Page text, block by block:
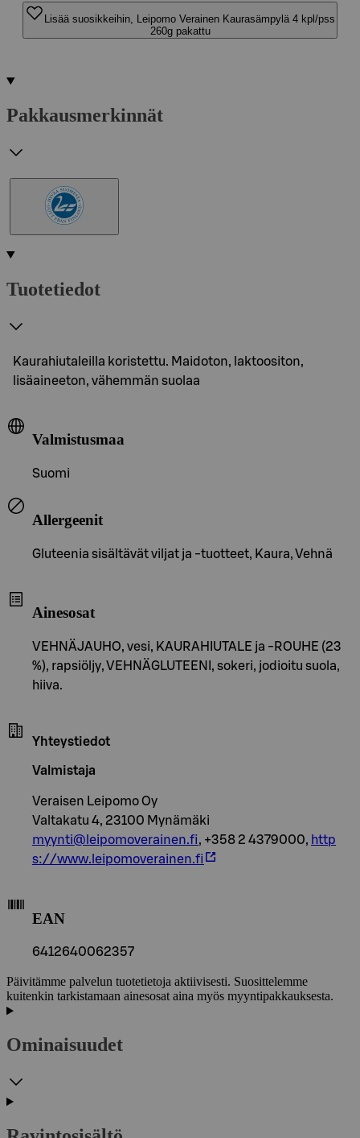
Lisää suosikkeihin, Leipomo Verainen Kaurasämpylä 4 kpl/pss
260g pakattu
Pakkausmerkinnät
Tuotetiedot
Kaurahiutaleilla koristettu. Maidoton, laktoositon,
lisäaineeton, vähemmän suolaa
Valmistusmaa
Suomi
Allergeenit
Gluteenia sisältävät viljat ja -tuotteet, Kaura, Vehnä
Ainesosat
VEHNÄJAUHO, vesi, KAURAHIUTALE ja -ROUHE (23
%), rapsiöljy, VEHNÄGLUTEENI, sokeri, jodioitu suola,
hiiva.
Yhteystiedot
Valmistaja
Veraisen Leipomo Oy
Valtakatu 4, 23100 Mynämäki
myynti@leipomoverainen.fi, +358 2 4379000, http
s://www.leipomoverainen.fi
EAN
6412640062357
Päivitämme palvelun tuotetietoja aktiivisesti. Suosittelemme
kuitenkin tarkistamaan ainesosat aina myös myyntipakkauksesta.
Ominaisuudet